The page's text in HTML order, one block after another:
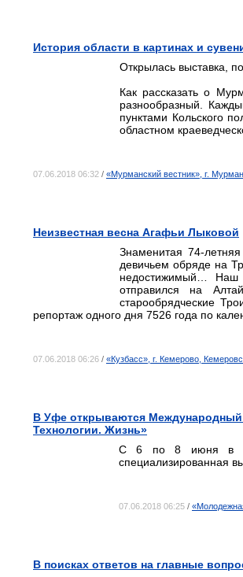
История области в картинах и
Открылась выставка,
Как рассказать о
разнообразный.
пунктами Кольского
областном
07.06.2018 06:32 / «Мурманский вестник», г.
Неизвестная весна Агафьи Лыковой
Знаменитая 74-
девичьем обряде на
недостижимый… Наш
отправился на
старообрядческие
репортаж одного дня 7526 года по
07.06.2018 06:26 / «Кузбасс», г. Кемерово,
В Уфе открываются Международный
Технологии. Жизнь»
С 6 по 8 июня в
специализированная
07.06.2018 06:25 /
В поисках ответов на главные